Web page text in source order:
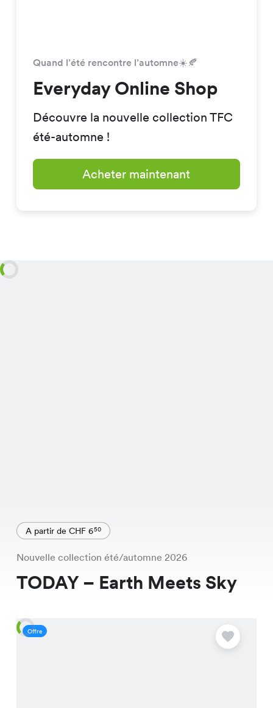
Quand l’été rencontre l’automne☀️🍂
Everyday Online Shop
Découvre la nouvelle collection TFC
été-automne !
Acheter maintenant
A partir de CHF 650
Nouvelle collection été/automne 2026
TODAY – Earth Meets Sky
Offre